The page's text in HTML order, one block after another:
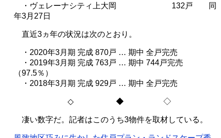
・ヴェレーナシティ上大岡
132 戸
同
年3月 27日
直近3ヵ年の状況は次のとおり。
・2020年3月期 完成 870戸 … 期中 全戸完売
・2019年3月期 完成 763戸 … 期中 744戸完売
（97.5％）
・ 2018年3月期 完成 929戸 … 期中 全戸完売
◇ ◆ ◇
凄い数字だ。記者はこのうち3物件を取材している。